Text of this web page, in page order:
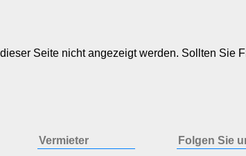
Seite nicht angezeigt werden. Sollten Sie
Vermieter Folgen Sie